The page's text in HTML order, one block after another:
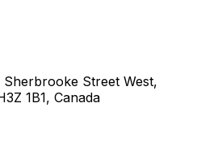
Sherbrooke Street West,
1B1, Canada